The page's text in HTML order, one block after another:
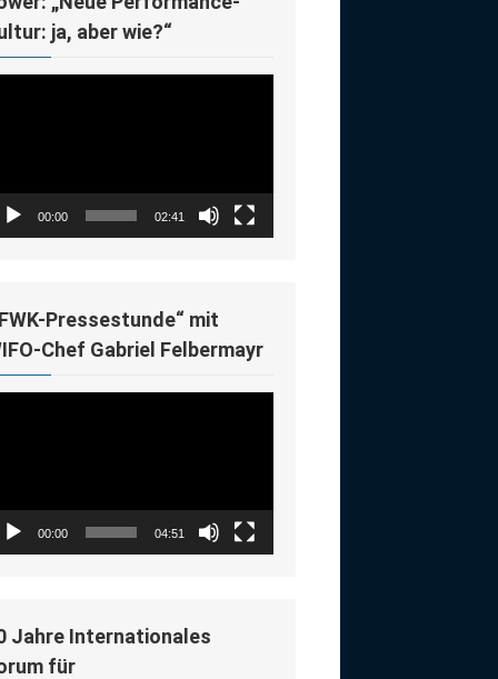
ja, aber wie?“
00:00 02:41
Pressestunde“ mit
Chef Gabriel Felbermayr
00:00 04:51
Jahre Internationales
für